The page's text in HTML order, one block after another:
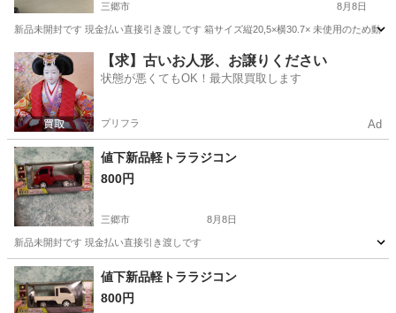
三郷市 8月8日
新品未開封です 現金払い直接引き渡しです 箱サイズ縦20,5×横30.7× 未使用のため動
埼玉 三郷市 ラジコン
【求】古いお人形、お譲りください
状態が悪くてもOK！最大限買取します
プリフラ Ad
値下新品軽トララジコン
800円
三郷市 8月8日
新品未開封です 現金払い直接引き渡しです
埼玉 三郷市 ラジコン 軽トラ
値下新品軽トララジコン
800円